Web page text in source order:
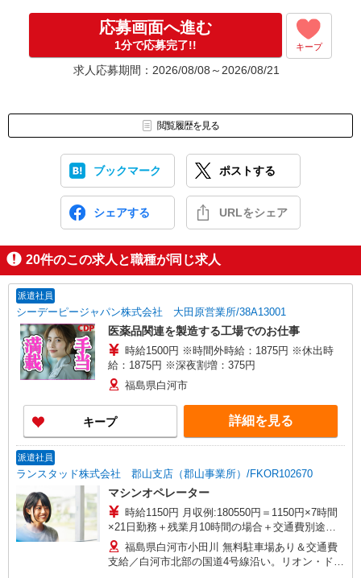
スマホで面接を受けることもできます！
お気軽にご相談ください！
※弊社よりお電話を差し上げる場合は、 「0120-332-368」の番号
▼電話応募の流れ▼
【2】電話面接またはWEB面接（所要時間15分程度）
【3】選考（面接は電話面接1回のみ！）
応募後すぐに電話面接も可能です。
面接は履歴書不要＆最短15分程度で完了します。
お気軽にご応募ください！
■面接は電話なので私服でOK！
■自宅でできるオンライン面接もあります。
■応募から面接まで最短15分で完了します！
■面接・入社日はご相談に応じます。在職中の方もお気軽にご応募く
ださい！
応募画面へ進む
1分で応募完了!! キープ
求人応募期間：2026/08/08～2026/08/21
閲覧履歴を見る
ブックマーク ポストする
シェアする URLをシェア
20件のこの求人と職種が同じ求人
派遣社員
シーデーピージャパン株式会社 大田原営業所/38A13001
医薬品関連を製造する工場でのお仕事
時給1500円 ※時間外時給：1875円 ※休出時
給：1875円 ※深夜割増：375円
福島県白河市
キープ 詳細を見る
派遣社員
ランスタッド株式会社 郡山支店（郡山事業所）/FKOR102670
マシンオペレーター
時給1150円 月収例:180550円＝1150円×7時間
×21日勤務＋残業月10時間の場合＋交通費別途支
給 ※交通費実費支給／当社規定あり。
福島県白河市小田川 無料駐車場あり＆交通費
支給／白河市北部の国道4号線沿い。リオン・ドー